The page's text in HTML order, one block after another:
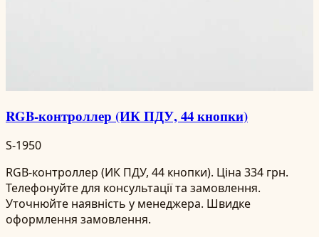
RGB-контроллер (ИК ПДУ, 44 кнопки)
S-1950
RGB-контроллер (ИК ПДУ, 44 кнопки). Ціна 334 грн.
Телефонуйте для консультації та замовлення.
Уточнюйте наявність у менеджера. Швидке
оформлення замовлення.